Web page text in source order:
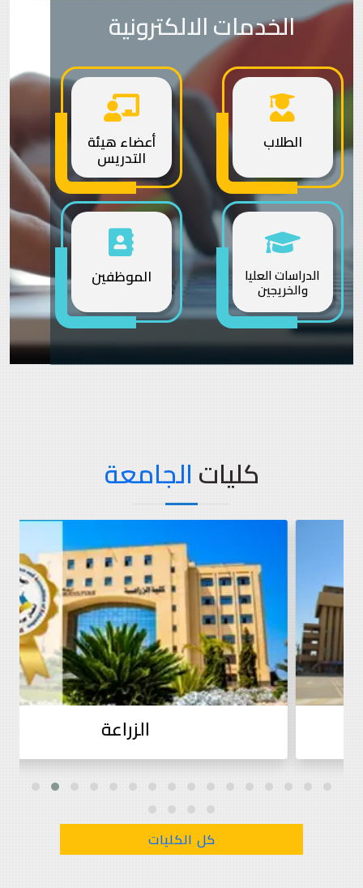
الخدمات الالكترونية
الطلاب أعضاء هيئة
التدريس
الدراسات العليا
والخريجين
الموظفين
كلياتالجامعة
كل الكليات